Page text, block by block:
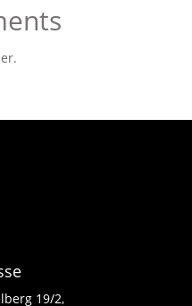
19/2,